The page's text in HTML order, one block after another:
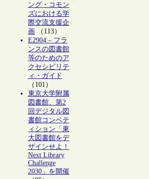
ング・コモン
ズにおける学
際交流支援企
画（113）
E2904 – フラ
ンスの図書館
等のためのア
クセシビリテ
ィ・ガイド
（101）
東京大学附属
図書館、第2
回デジタル図
書館コンペテ
ィション「東
大図書館をデ
ザインせよ！
Next Library
Challenge
2030」を開催